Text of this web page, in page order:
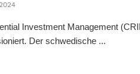
Investment Management
Der schwedische ...